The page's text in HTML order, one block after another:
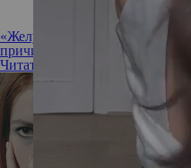
«Желудок — это наш страх»:
причины болезней
Читать полностью